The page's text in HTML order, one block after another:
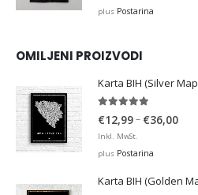
plus Postarina
OMILJENI PROIZVODI
Karta BIH (Silver
€12,99– €36,00Price
Inkl. MwSt.
plus Postarina
Karta BIH (Golden